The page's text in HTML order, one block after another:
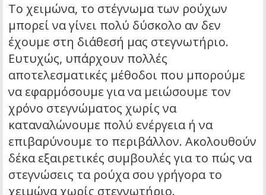
Το χειμώνα, το στέγνωμα των ρούχων
μπορεί να γίνει πολύ δύσκολο αν δεν
έχουμε στη διάθεσή μας στεγνωτήριο.
Ευτυχώς, υπάρχουν πολλές
αποτελεσματικές μέθοδοι που μπορούμε
να εφαρμόσουμε για να μειώσουμε τον
χρόνο στεγνώματος χωρίς να
καταναλώνουμε πολύ ενέργεια ή να
επιβαρύνουμε το περιβάλλον. Ακολουθούν
δέκα εξαιρετικές συμβουλές για το πώς να
στεγνώσεις τα ρούχα σου γρήγορα το
χειμώνα χωρίς στεγνωτήριο.